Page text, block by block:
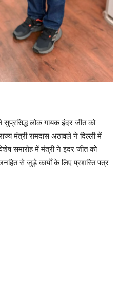
सुप्रसिद्ध लोक गायक इंदर जीत को
मंत्री रामदास अठावले ने दिल्ली में
समारोह में मंत्री ने इंदर जीत को
से जुड़े कार्यों के लिए प्रशस्ति पत्र